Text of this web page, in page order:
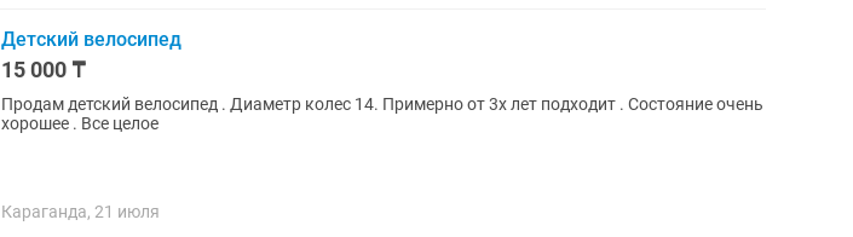
Детский велосипед
15 000 ₸
Продам детский велосипед . Диаметр колес 14. Примерно от 3х лет подходит . Состояние очень
хорошее . Все целое
Караганда, 21 июля